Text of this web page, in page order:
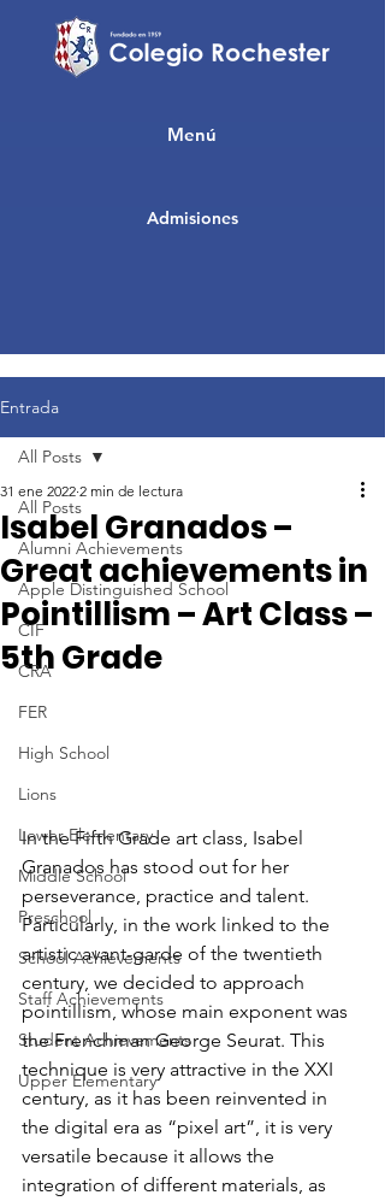
Admisiones
Menú
Entrada
All Posts
Alumni Achievements
Apple Distinguished School
CIF
CRA
FER
High School
Lions
Lower Elementary
Middle School
Preschool
School Achievements
Staff Achievements
Student Achievements
Upper Elementary
All Posts
Isabel Granados –
Great achievements in
Pointillism – Art Class –
5th Grade
31 ene 2022 2 min de lectura
In the Fifth Grade art class, Isabel
Granados has stood out for her
perseverance, practice and talent.
Particularly, in the work linked to the
artistic avant-garde of the twentieth
century, we decided to approach
pointillism, whose main exponent was
the Frenchman George Seurat. This
technique is very attractive in the XXI
century, as it has been reinvented in
the digital era as “pixel art”, it is very
versatile because it allows the
integration of different materials, as